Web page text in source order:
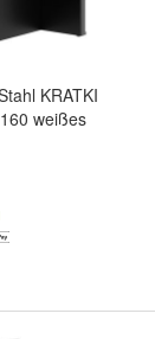
KRATKI
weißes